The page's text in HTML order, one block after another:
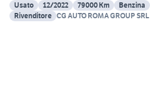
Usato
12/2022 79000 Km Benzina
Rivenditore CG AUTO ROMA GROUP SRL